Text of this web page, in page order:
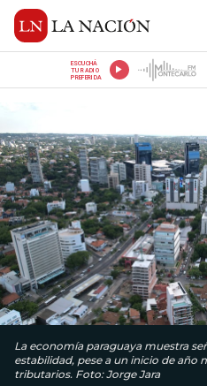
ESCUCHÁ
TU RADIO
PREFERIDA
La economía paraguaya muestra
estabilidad, pese a un inicio de año
tributarios. Foto: Jorge Jara